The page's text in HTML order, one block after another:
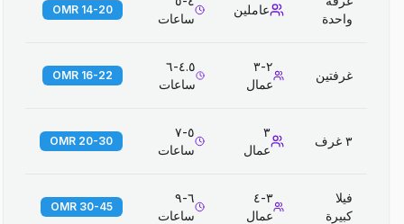
واحدة
عاملين
ساعات
14-20 OMR
غرفتين
٢-٣
عمال
٤.٥-٦
ساعات
16-22 OMR
٣ غرف
٣
عمال
٥-٧
ساعات
20-30 OMR
فيلا
كبيرة
٣-٤
عمال
٦-٩
ساعات
30-45 OMR